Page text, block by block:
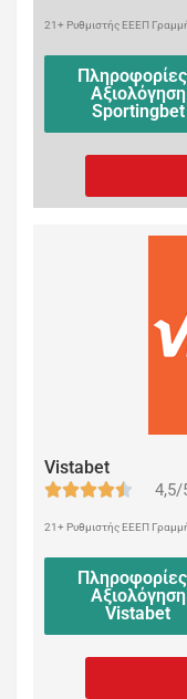
21+ Ρυθμιστής ΕΕΕΠ
Αξιολόγηση
Sportingbet
Vistabet
4,5/
21+ Ρυθμιστής ΕΕΕΠ
Αξιολόγηση
Vistabet